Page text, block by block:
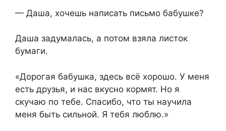
— Даша, хочешь написать письмо бабушке?
Даша задумалась, а потом взяла листок
бумаги.
«Дорогая бабушка,⁨ здесь всё хорошо. У меня
есть друзья, и нас вкусно кормят. Но я
скучаю по тебе. Спасибо, что ты научила
меня быть сильной. Я тебя люблю.»